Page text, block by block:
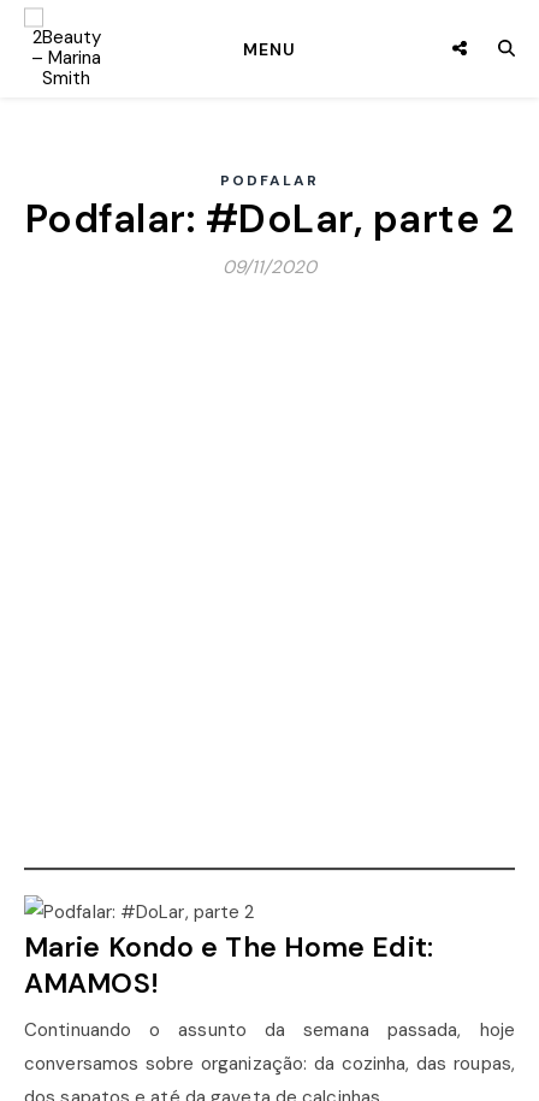
MENU
PODFALAR
Podfalar: #DoLar, parte 2
09/11/2020
Marie Kondo e The Home Edit:
AMAMOS!
Continuando o assunto da semana passada, hoje
conversamos sobre organização: da cozinha, das roupas,